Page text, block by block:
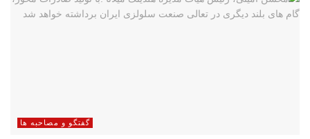
گفتگو و مصاحبه ها